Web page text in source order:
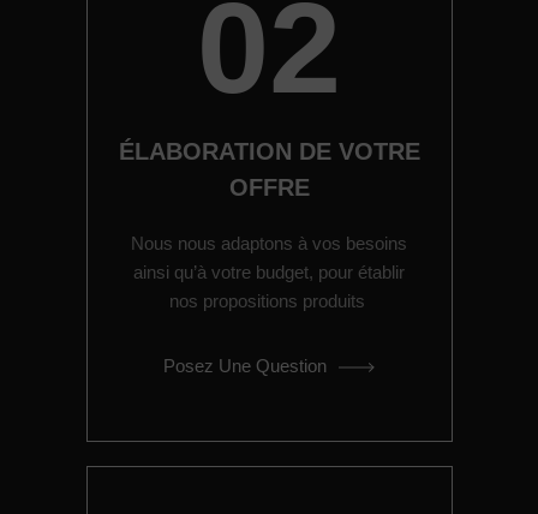
02
ÉLABORATION DE VOTRE
OFFRE
Nous nous adaptons à vos besoins
ainsi qu’à votre budget, pour établir
nos propositions produits
Posez Une Question